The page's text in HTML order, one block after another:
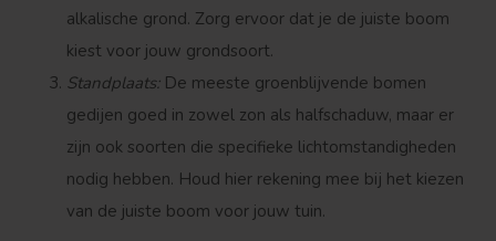
alkalische grond. Zorg ervoor dat je de juiste boom
kiest voor jouw grondsoort.
Standplaats:De meeste groenblijvende bomen
gedijen goed in zowel zon als halfschaduw, maar er
zijn ook soorten die specifieke lichtomstandigheden
nodig hebben. Houd hier rekening mee bij het kiezen
van de juiste boom voor jouw tuin.